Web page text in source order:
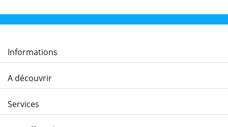
Informations
A découvrir
Services